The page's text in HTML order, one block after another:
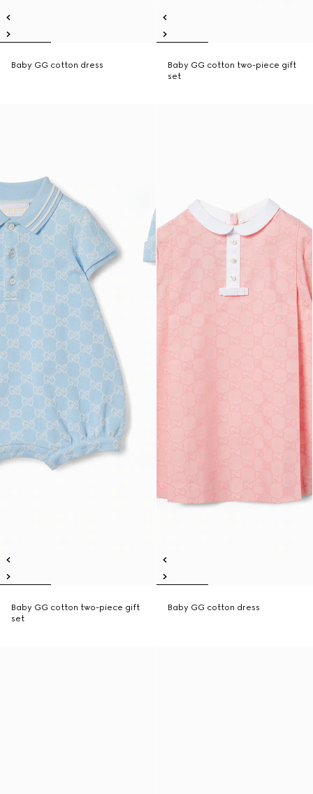
Baby GG cotton dress
Baby GG cotton two-piece gift
set
Baby GG cotton two-piece gift
set
Baby GG cotton dress